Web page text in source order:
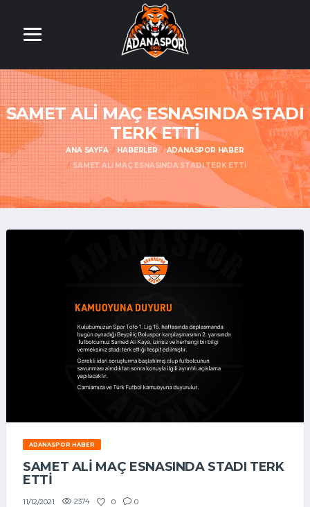
SAMET ALİ MAÇ ESNASINDA STADI
TERK ETTİ
ANA SAYFA HABERLER
ADANASPOR HABER
SAMET ALİ MAÇ ESNASINDA STADI TERK ETTİ
ADANASPOR HABER
SAMET ALİ MAÇ ESNASINDA STADI TERK
ETTİ
11/12/2021 2374 0 0